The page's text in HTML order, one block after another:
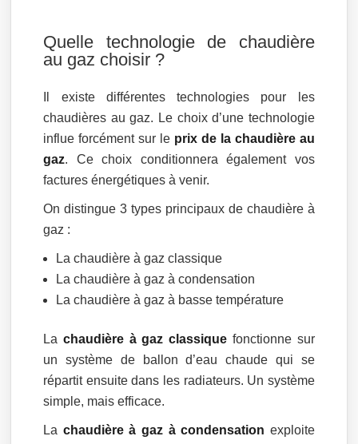
Quelle technologie de chaudière
au gaz choisir ?
Il existe différentes technologies pour les
chaudières au gaz. Le choix d’une technologie
influe forcément sur le prix de la chaudière au
gaz. Ce choix conditionnera également vos
factures énergétiques à venir.
On distingue 3 types principaux de chaudière à
gaz :
La chaudière à gaz classique
La chaudière à gaz à condensation
La chaudière à gaz à basse température
Lachaudière à gaz classique fonctionne sur
un système de ballon d’eau chaude qui se
répartit ensuite dans les radiateurs. Un système
simple, mais efficace.
La chaudière à gaz à condensation exploite